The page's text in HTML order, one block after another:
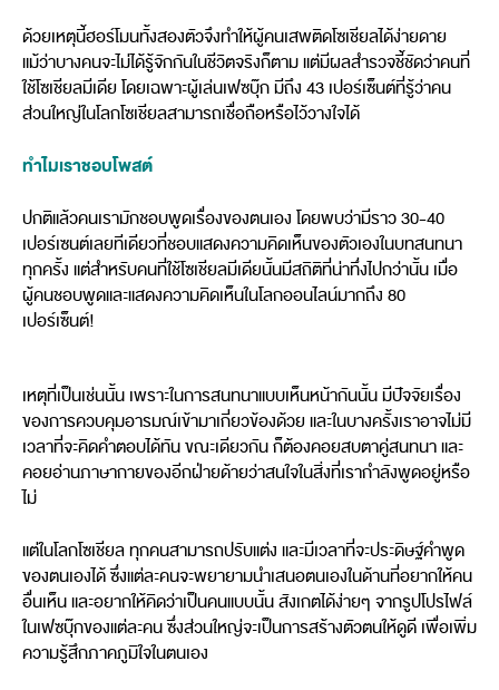
ด้วยเหตุนี้ฮอร์โมนทั้งสองตัวจึงทำให้ผู้คนเสพติดโซเชียลได้ง่ายดาย
แม้ว่าบางคนจะไม่ได้รู้จักกันในชีวิตจริงก็ตาม แต่มีผลสำรวจชี้ชัดว่าคนที่
ใช้โซเชียลมีเดีย โดยเฉพาะผู้เล่นเฟซบุ๊ก มีถึง 43 เปอร์เซ็นต์ที่รู้ว่าคน
ส่วนใหญ่ในโลกโซเชียลสามารถเชื่อถือหรือไว้วางใจได้
ทำไมเราชอบโพสต์
ปกติแล้วคนเรามักชอบพูดเรื่องของตนเอง โดยพบว่ามีราว 30-40
เปอร์เซนต์เลยทีเดียวที่ชอบแสดงความคิดเห็นของตัวเองในบทสนทนา
ทุกครั้ง แต่สำหรับคนที่ใช้โซเชียลมีเดียนั้นมีสถิติที่น่าทึ่งไปกว่านั้น เมื่อ
ผู้คนชอบพูดและแสดงความคิดเห็นในโลกออนไลน์มากถึง 80
เปอร์เซ็นต์!
เหตุที่เป็นเช่นนั้น เพราะในการสนทนาแบบเห็นหน้ากันนั้น มีปัจจัยเรื่อง
ของการควบคุมอารมณ์เข้ามาเกี่ยวข้องด้วย และในบางครั้งเราอาจไม่มี
เวลาที่จะคิดคำตอบได้ทัน ขณะเดียวกัน ก็ต้องคอยสบตาคู่สนทนา และ
คอยอ่านภาษากายของอีกฝ่ายด้ายว่าสนใจในสิ่งที่เรากำลังพูดอยู่หรือ
ไม่
แต่ในโลกโซเชียล ทุกคนสามารถปรับแต่ง และมีเวลาที่จะประดิษฐ์คำพูด
ของตนเองได้ ซึ่งแต่ละคนจะพยายามนำเสนอตนเองในด้านที่อยากให้คน
อื่นเห็น และอยากให้คิดว่าเป็นคนแบบนั้น สังเกตได้ง่ายๆ จากรูปโปรไฟล์
ในเฟซบุ๊กของแต่ละคน ซึ่งส่วนใหญ่จะเป็นการสร้างตัวตนให้ดูดี เพื่อเพิ่ม
ความรู้สึกภาคภูมิใจในตนเอง